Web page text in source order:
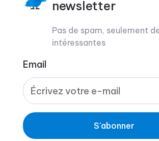
newsletter
Pas de spam, seulement
intéressantes
Email
S'abonner